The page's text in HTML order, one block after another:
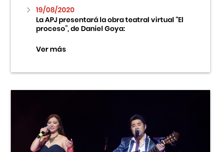
Fondo Editorial
Teatro Peruano Japonés
19/08/2020
La APJ presentará la obra teatral virtual “El
proceso”, de Daniel Goya:
Ver más